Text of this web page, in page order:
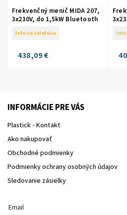
Frekvenčný menič MIDA 207,
3x230V, do 1,5kW Bluetooth
Info na telefóne
438,09 €
INFORMÁCIE PRE VÁS
Plastick - Kontakt
Ako nakupovať
Obchodné podmienky
Podmienky ochrany osobných údajov
Sledovanie zásielky
Email